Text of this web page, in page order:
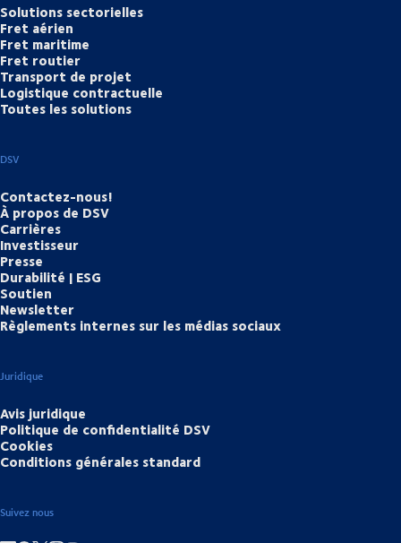
Solutions sectorielles
Fret aérien
Fret maritime
Fret routier
Transport de projet
Logistique contractuelle
Toutes les solutions
DSV
Contactez-nous!
À propos de DSV
Carrières
Investisseur
Presse
Durabilité | ESG
Soutien
Newsletter
Règlements internes sur les médias sociaux
Juridique
Avis juridique
Politique de confidentialité DSV
Cookies
Conditions générales standard
Suivez nous